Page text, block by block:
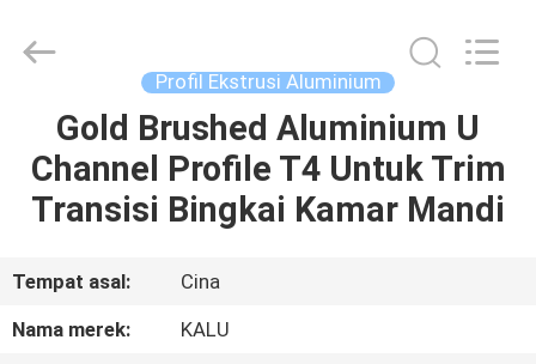
RUMAH
PRODUK
TAMPILAN
VR
Rights
Profil Ekstrusi Aluminium
Gold Brushed Aluminium U
Channel Profile T4 Untuk Trim
Transisi Bingkai Kamar Mandi
Tempat asal:
Cina
Nama merek:
KALU